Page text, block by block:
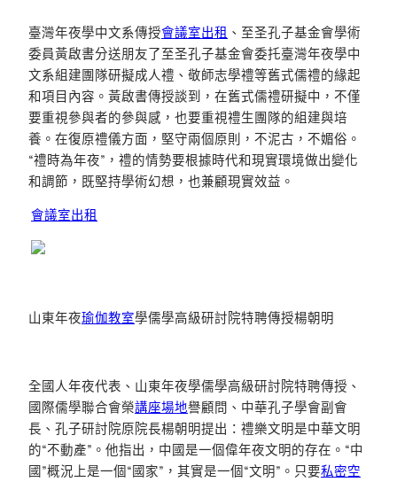
臺灣年夜學中文系傳授會議室出租 、至圣孔子基金會學術
委員黃啟書分送朋友了至圣孔子基金會委托臺灣年夜學中
文系組建團隊研擬成人禮、敬師志學禮等舊式儒禮的緣起
和項目內容。黃啟書傳授談到，在舊式儒禮研擬中，不僅
要重視參與者的參與感，也要重視禮生團隊的組建與培
養。在復原禮儀方面，堅守兩個原則，不泥古，不媚俗。
“禮時為年夜”，禮的情勢要根據時代和現實環境做出變化
和調節，既堅持學術幻想，也兼顧現實效益。
會議室出租
山東年夜瑜伽教室學儒學高級研討院特聘傳授楊朝明
全國人年夜代表、山東年夜學儒學高級研討院特聘傳授、
國際儒學聯合會榮講座場地譽顧問、中華孔子學會副會
長、孔子研討院原院長楊朝明提出：禮樂文明是中華文明
的“不動產”。他指出，中國是一個偉年夜文明的存在。“中
國”概況上是一個“國家”，其實是一個“文明”。只要私密空